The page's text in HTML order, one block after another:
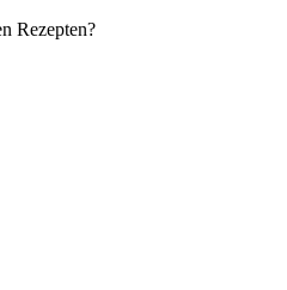
Rezepten?